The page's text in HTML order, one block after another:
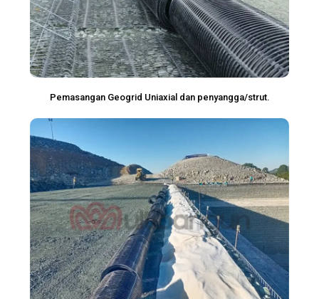
Pemasangan Geogrid Uniaxial dan penyangga/strut.